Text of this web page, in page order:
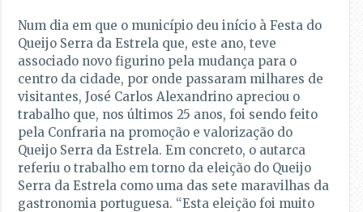
Num dia em que o município deu início à Festa do
Queijo Serra da Estrela que, este ano, teve
associado novo figurino pela mudança para o
centro da cidade, por onde passaram milhares de
visitantes, José Carlos Alexandrino apreciou o
trabalho que, nos últimos 25 anos, foi sendo feito
pela Confraria na promoção e valorização do
Queijo Serra da Estrela. Em concreto, o autarca
referiu o trabalho em torno da eleição do Queijo
Serra da Estrela como uma das sete maravilhas da
gastronomia portuguesa. “Esta eleição foi muito